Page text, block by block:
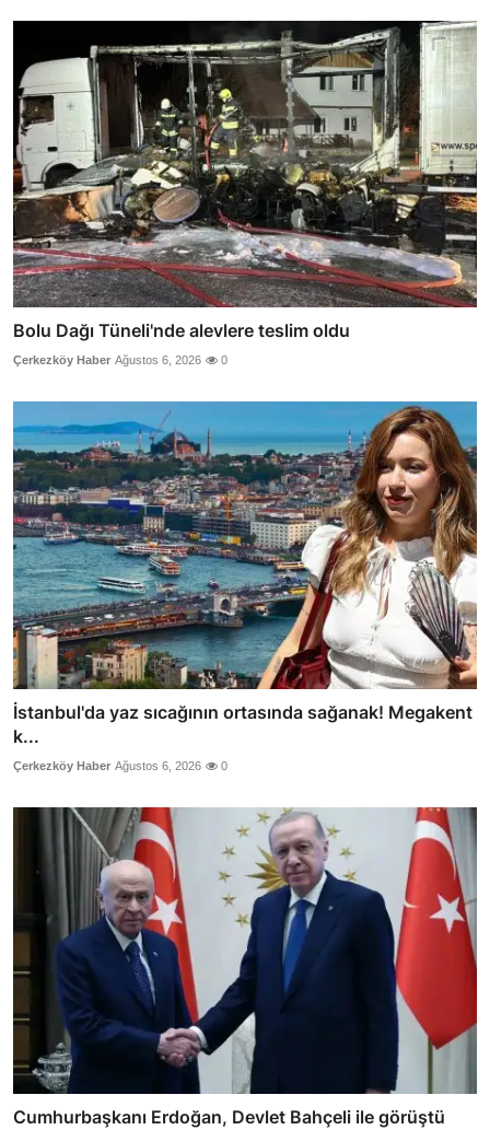
Bolu Dağı Tüneli'nde alevlere teslim oldu
Çerkezköy Haber Ağustos 6, 2026 0
İstanbul'da yaz sıcağının ortasında sağanak! Megakent
k...
Çerkezköy Haber Ağustos 6, 2026 0
Cumhurbaşkanı Erdoğan, Devlet Bahçeli ile görüştü